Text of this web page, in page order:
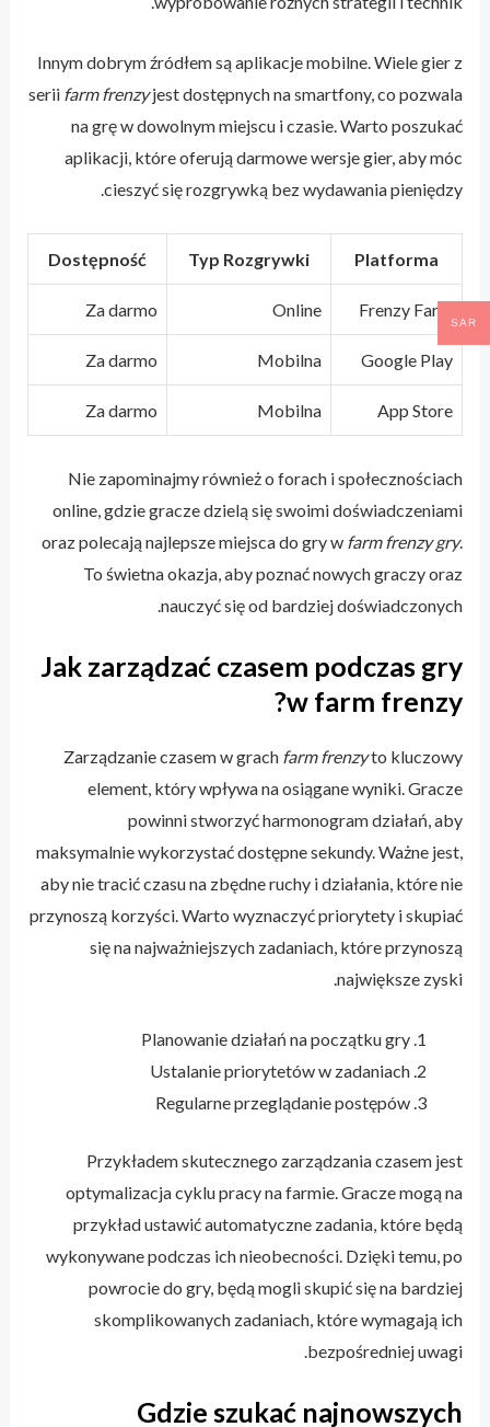
Innym dobrym źródłem są aplikacje mobilne. Wiele gier z
serii farm frenzyjest dostępnych na smartfony, co pozwala
na grę w dowolnym miejscu i czasie. Warto poszukać
aplikacji, które oferują darmowe wersje gier, aby móc
cieszyć się rozgrywką bez wydawania pieniędzy.
Platforma
Typ Rozgrywki
Dostępność
Frenzy Farm
Online
Za darmo
Google Play
Mobilna
Za darmo
App Store
Mobilna
Za darmo
Nie zapominajmy również o forach i społecznościach
online, gdzie gracze dzielą się swoimi doświadczeniami
oraz polecają najlepsze miejsca do gry w farm frenzy gry.
To świetna okazja, aby poznać nowych graczy oraz
nauczyć się od bardziej doświadczonych.
Jak zarządzać czasem podczas gry
w farm frenzy?
Zarządzanie czasem w grach farm frenzyto kluczowy
element, który wpływa na osiągane wyniki. Gracze
powinni stworzyć harmonogram działań, aby
maksymalnie wykorzystać dostępne sekundy. Ważne jest,
aby nie tracić czasu na zbędne ruchy i działania, które nie
przynoszą korzyści. Warto wyznaczyć priorytety i skupiać
się na najważniejszych zadaniach, które przynoszą
największe zyski.
Planowanie działań na początku gry
Ustalanie priorytetów w zadaniach
Regularne przeglądanie postępów
Przykładem skutecznego zarządzania czasem jest
optymalizacja cyklu pracy na farmie. Gracze mogą na
przykład ustawić automatyczne zadania, które będą
wykonywane podczas ich nieobecności. Dzięki temu, po
powrocie do gry, będą mogli skupić się na bardziej
skomplikowanych zadaniach, które wymagają ich
bezpośredniej uwagi.
Gdzie szukać najnowszych
SAR